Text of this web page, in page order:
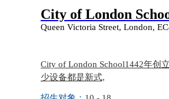
City of London
Queen Victoria Street, London,
City of London School1442年创
少设备都是新式,